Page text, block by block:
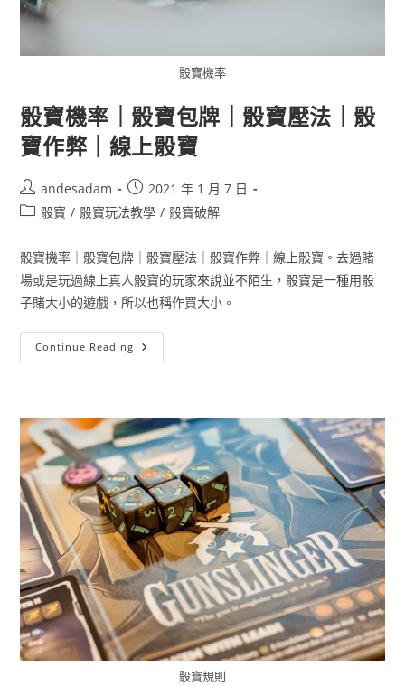
骰寶機率
骰寶機率｜骰寶包牌｜骰寶壓法｜骰
寶作弊｜線上骰寶
andesadam
2021 年 1 月 7 日
骰寶 / 骰寶玩法教學 / 骰寶破解
骰寶機率｜骰寶包牌｜骰寶壓法｜骰寶作弊｜線上骰寶。去過賭
場或是玩過線上真人骰寶的玩家來說並不陌生，骰寶是一種用骰
子賭大小的遊戲，所以也稱作買大小。
Continue Reading
骰寶規則